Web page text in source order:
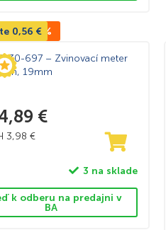
materiálov.
predmetov až po veľké plochy.
po plech.
dlaždice alebo sklo.
vŕtačkám.
potreby.
-10%
0,56 €
30-697 – Zvinovací meter
19mm
€
3,98 €
3 na sklade
k odberu na predajni v
BA